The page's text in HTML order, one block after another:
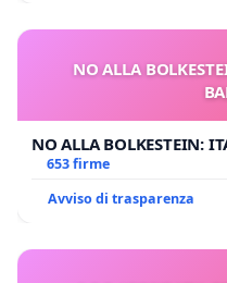
NO ALLA
NO ALLA BOLKESTEIN:
653 firme
Avviso di trasparenza